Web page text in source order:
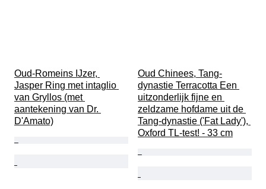
Oud-Romeins IJzer,
Jasper Ring met intaglio
van Gryllos (met
aantekening van Dr.
D'Amato)
Oud Chinees, Tang-
dynastie Terracotta Een
uitzonderlijk fijne en
zeldzame hofdame uit de
Tang-dynastie ('Fat Lady'),
Oxford TL-test! - 33 cm